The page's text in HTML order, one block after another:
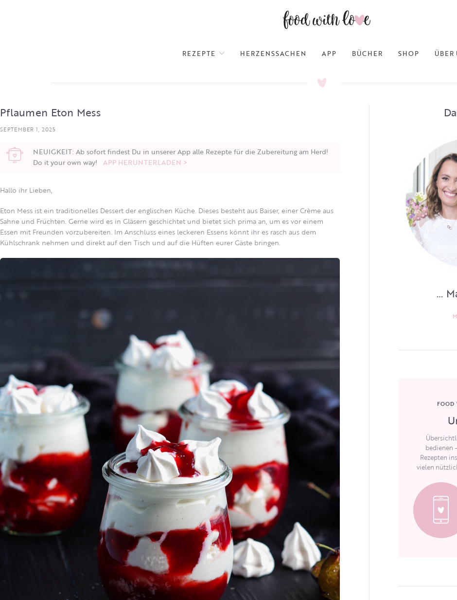
REZEPTE HERZENSSACHEN APP BÜCHER SHOP ÜBER
Pflaumen Eton Mess
SEPTEMBER 1, 2025
NEUIGKEIT: Ab sofort findest Du in unserer App alle Rezepte für die Zubereitung am Herd!
Do it your own way! APP HERUNTERLADEN >
Hallo ihr Lieben,
Eton Mess ist ein traditionelles Dessert der englischen Küche. Dieses besteht aus Baiser, einer Crème aus
Sahne und Früchten. Gerne wird es in Gläsern geschichtet und bietet sich prima an, um es vor einem
Essen mit Freunden vorzubereiten. Im Anschluss eines leckeren Essens könnt ihr es rasch aus dem
Kühlschrank nehmen und direkt auf den Tisch und auf die Hüften eurer Gäste bringen.
…
FOOD
bedienen
Rezepten
vielen